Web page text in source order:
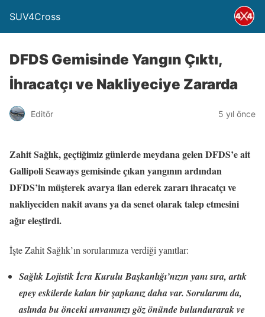
SUV4Cross
DFDS Gemisinde Yangın Çıktı,
İhracatçı ve Nakliyeciye Zararda
Editör 5 yıl önce
Zahit Sağlık, geçtiğimiz günlerde meydana gelen DFDS’e ait
Gallipoli Seaways gemisinde çıkan yangının ardından
DFDS’in müşterek avarya ilan ederek zararı ihracatçı ve
nakliyeciden nakit avans ya da senet olarak talep etmesini
ağır eleştirdi.
İşte Zahit Sağlık’ın sorularımıza verdiği yanıtlar:
Sağlık Lojistik İcra Kurulu Başkanlığı’nızın yanı sıra, artık
epey eskilerde kalan bir şapkanız daha var. Sorularımı da,
aslında bu önceki unvanınızı göz önünde bulundurarak ve